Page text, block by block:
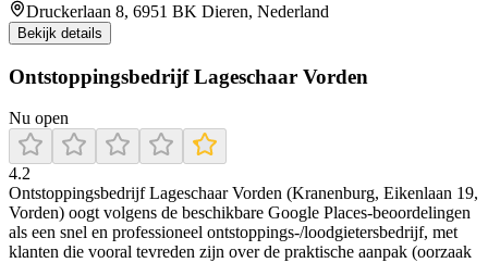
Druckerlaan 8, 6951 BK Dieren, Nederland
Bekijk details
Ontstoppingsbedrijf Lageschaar Vorden
Nu open
4.2
Ontstoppingsbedrijf Lageschaar Vorden (Kranenburg, Eikenlaan 19,
Vorden) oogt volgens de beschikbare Google Places-beoordelingen
als een snel en professioneel ontstoppings-/loodgietersbedrijf, met
klanten die vooral tevreden zijn over de praktische aanpak (oorzaak